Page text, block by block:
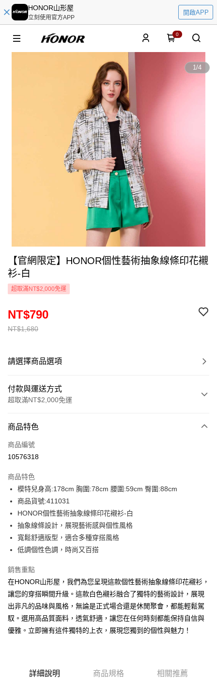
HONOR山形屋
立刻使用官方APP
開啟APP
0
1/4
【官網限定】HONOR個性藝術抽象線條印花襯
衫-白
超取滿NT$2,000免運
NT$1,680
NT$790
請選擇商品選項
付款與運送方式
超取滿NT$2,000免運
信用卡一次付款
超商取貨付款
Apple Pay
街口支付
悠遊付
Google Pay
運送方式
全家取貨付款 -訂單滿 $2000 元即享免運服務，未滿則另收
$80 元物流費用。
每筆NT$80，滿NT$2,000(含以上)免運費
商品特色
商品編號
10576318
商品特色
模特兒身高:178cm 胸圍:78cm 腰圍:59cm 臀圍:88cm
商品貨號:411031
HONOR個性藝術抽象線條印花襯衫-白
抽象線條設計，展現藝術感與個性風格
寬鬆舒適版型，適合多種穿搭風格
低調個性色調，時尚又百搭
銷售重點
在HONOR山形屋，我們為您呈現這款個性藝術抽象線條印花襯衫，
讓您的穿搭瞬間升級。這款白色襯衫融合了獨特的藝術設計，展現
出非凡的品味與風格，無論是正式場合還是休閒聚會，都能輕鬆駕
馭。選用高品質面料，透氣舒適，讓您在任何時刻都能保持自信與
優雅。立即擁有這件獨特的上衣，展現您獨到的個性與魅力！
詳細說明 商品規格 相關推薦